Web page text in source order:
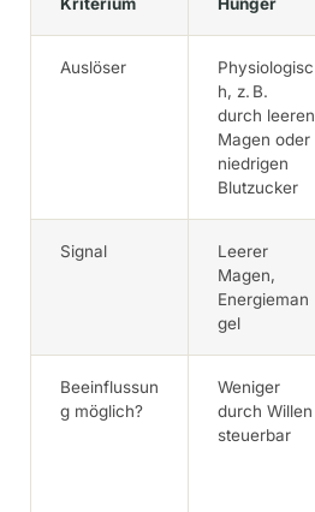
Kriterium Hunger
Auslöser
Physiologisc
h, z. B.
durch leeren
Magen oder
niedrigen
Blutzucker
Signal
Leerer
Magen,
Energieman
gel
Beeinflussun
g möglich?
Weniger
durch Willen
steuerbar